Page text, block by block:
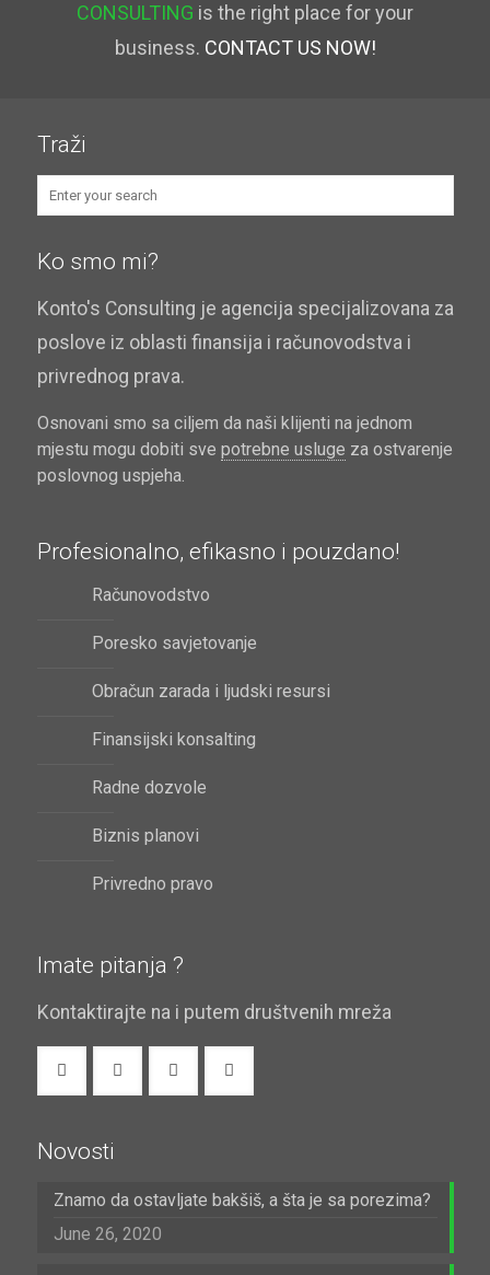
CONSULTING is the right place for your
business. CONTACT US NOW!
Traži
Ko smo mi?
Konto's Consulting je agencija specijalizovana za
poslove iz oblasti finansija i računovodstva i
privrednog prava.
Osnovani smo sa ciljem da naši klijenti na jednom
mjestu mogu dobiti sve potrebne usluge za ostvarenje
poslovnog uspjeha.
Profesionalno, efikasno i pouzdano!
Računovodstvo
Poresko savjetovanje
Obračun zarada i ljudski resursi
Finansijski konsalting
Radne dozvole
Biznis planovi
Privredno pravo
Imate pitanja ?
Kontaktirajte na i putem društvenih mreža
Novosti
Znamo da ostavljate bakšiš, a šta je sa porezima?
June 26, 2020